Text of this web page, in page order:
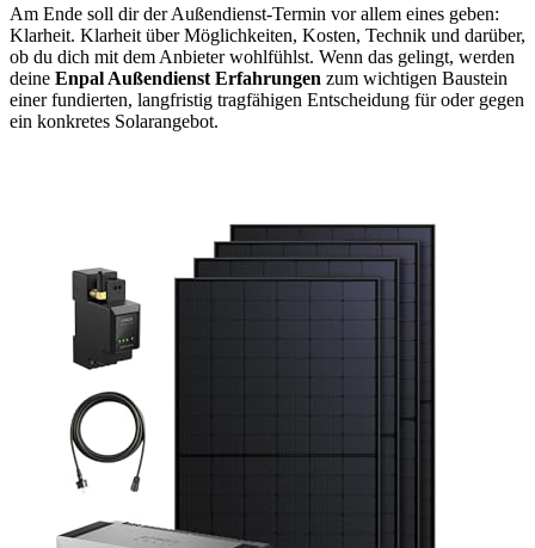
Am Ende soll dir der Außendienst-Termin vor allem eines geben:
Klarheit. Klarheit über Möglichkeiten, Kosten, Technik und darüber,
ob du dich mit dem Anbieter wohlfühlst. Wenn das gelingt, werden
deine Enpal Außendienst Erfahrungen zum wichtigen Baustein
einer fundierten, langfristig tragfähigen Entscheidung für oder gegen
ein konkretes Solarangebot.